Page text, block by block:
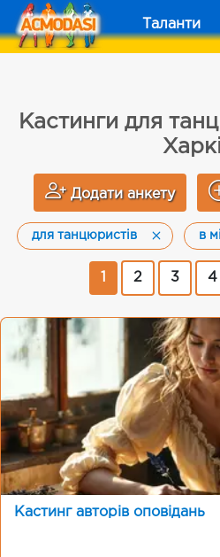
Таланти
Кастинги для
Додати анкету
для танцюристів в
2 3 4
Кастинг авторів оповідань